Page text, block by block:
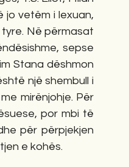
vetëm i lexuan,
Në përmasat
sepse
Stana dëshmon
një shembull i
mirënjohje. Për
por mbi të
për përpjekjen
e kohës.